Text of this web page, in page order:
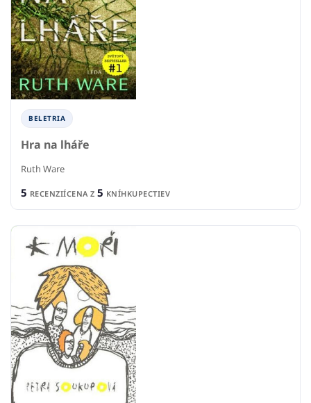
BELETRIA
Hra na lháře
Ruth Ware
5 RECENZIÍCENA Z 5 KNÍHKUPECTIEV